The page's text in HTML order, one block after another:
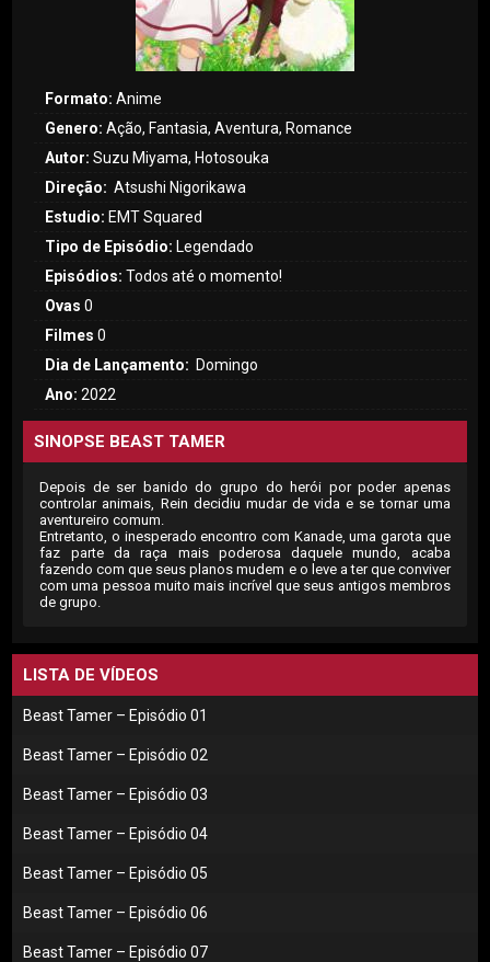
Formato: Anime
Genero: Ação, Fantasia, Aventura, Romance
Autor:Suzu Miyama, Hotosouka
Direção: Atsushi Nigorikawa
Estudio: EMT Squared
Tipo de Episódio: Legendado
Episódios: Todos até o momento!
Ovas 0
Filmes 0
Dia de Lançamento: Domingo
Ano: 2022
SINOPSE BEAST TAMER
Depois de ser banido do grupo do herói por poder apenas
controlar animais, Rein decidiu mudar de vida e se tornar uma
aventureiro comum.
Entretanto, o inesperado encontro com Kanade, uma garota que
faz parte da raça mais poderosa daquele mundo, acaba
fazendo com que seus planos mudem e o leve a ter que conviver
com uma pessoa muito mais incrível que seus antigos membros
de grupo.
LISTA DE VÍDEOS
Beast Tamer – Episódio 01
Beast Tamer – Episódio 02
Beast Tamer – Episódio 03
Beast Tamer – Episódio 04
Beast Tamer – Episódio 05
Beast Tamer – Episódio 06
Beast Tamer – Episódio 07